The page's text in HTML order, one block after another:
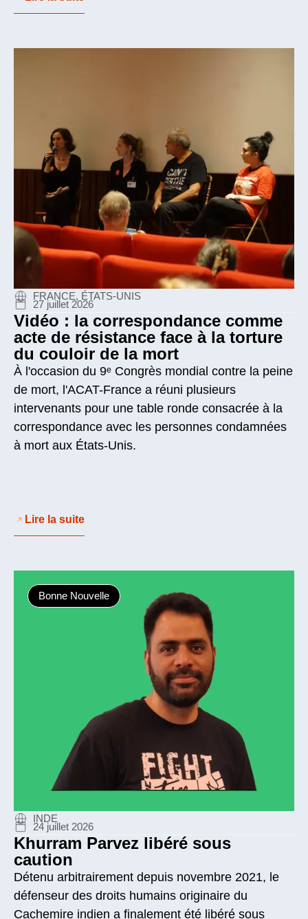
FRANCE, ÉTATS-UNIS
27 juillet 2026
Vidéo : la correspondance comme
acte de résistance face à la torture
du couloir de la mort
À l'occasion du 9ᵉ Congrès mondial contre la peine
de mort, l'ACAT-France a réuni plusieurs
intervenants pour une table ronde consacrée à la
correspondance avec les personnes condamnées
à mort aux États-Unis.
Lire la suite
Bonne Nouvelle
INDE
24 juillet 2026
Khurram Parvez libéré sous
caution
Détenu arbitrairement depuis novembre 2021, le
défenseur des droits humains originaire du
Cachemire indien a finalement été libéré sous